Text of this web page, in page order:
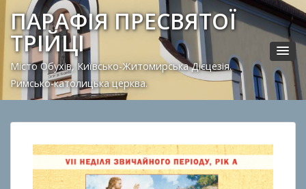
ПАРАФІЯ ПРЕСВЯТОЇ
ТРІЙЦІ
Місто Обухів, Київсько-Житомирська Дієцезія.
Римсько-католицька церква.